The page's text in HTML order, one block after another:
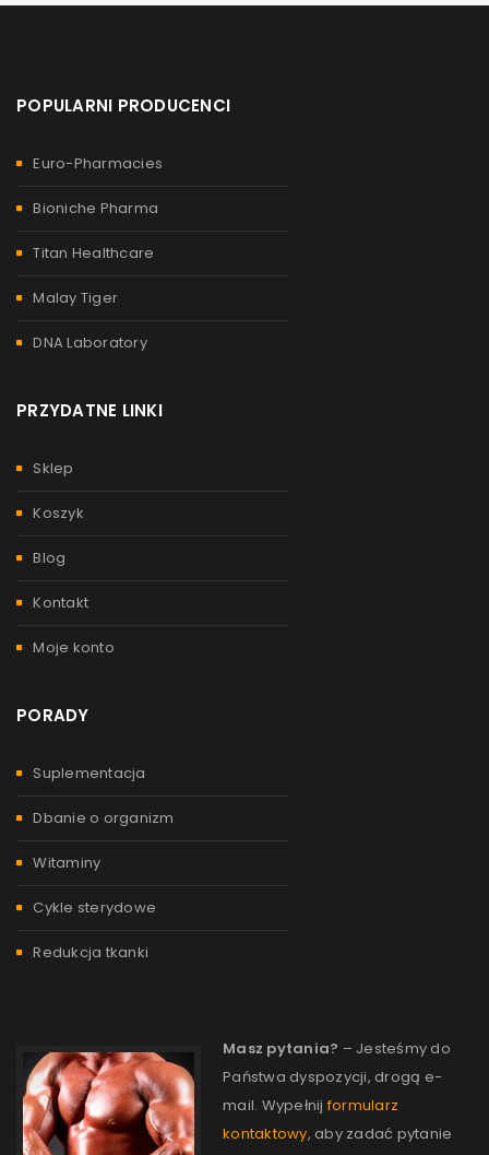
POPULARNI PRODUCENCI
Euro-Pharmacies
Bioniche Pharma
Titan Healthcare
Malay Tiger
DNA Laboratory
PRZYDATNE LINKI
Sklep
Koszyk
Blog
Kontakt
Moje konto
PORADY
Suplementacja
Dbanie o organizm
Witaminy
Cykle sterydowe
Redukcja tkanki
Masz pytania? – Jesteśmy do
Państwa dyspozycji, drogą e-
mail. Wypełnijformularz
kontaktowy, aby zadać pytanie